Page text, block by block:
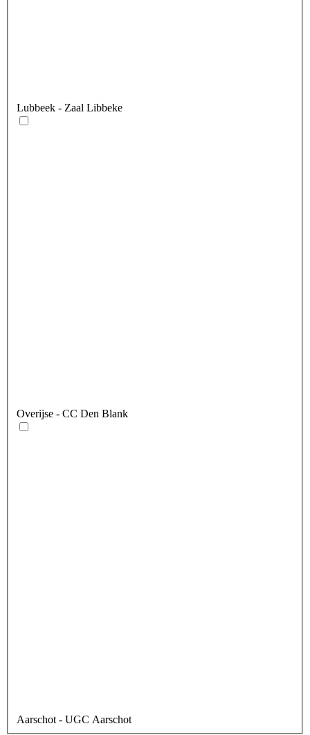
Lubbeek - Zaal Libbeke
Overijse - CC Den Blank
Aarschot - UGC Aarschot